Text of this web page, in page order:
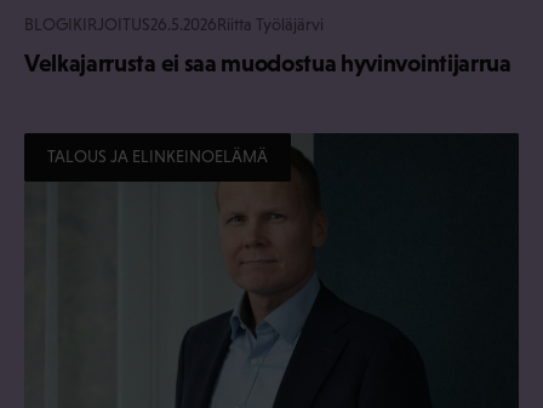
BLOGIKIRJOITUS26.5.2026Riitta Työläjärvi
Velkajarrusta ei saa muodostua hyvinvointijarrua
TALOUS JA ELINKEINOELÄMÄ